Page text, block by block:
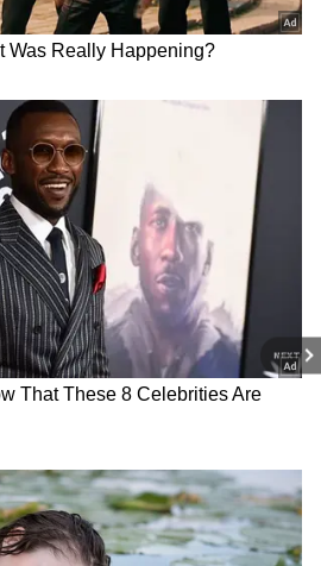
NEXT
மூடுவது.
பள்ளிகள், பேருந்து
500 மீட்டர்
மதுக்கடைகள்
அரசிடமிருந்து
கவனத்தை ஈர்க்கும்
வரும் என்று அரசியல்
அதில்
ஒரு முடிவும்
விஜய் நடித்த
அடிதூள்
தயாரிப்பாளர்